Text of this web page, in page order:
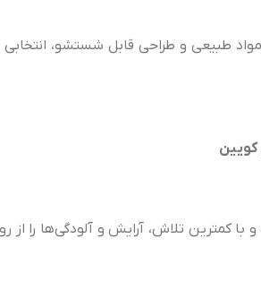
طبیعی و طراحی قابل شستشو،
کویین
کمترین تلاش، آرایش و آلودگی‌ها را از